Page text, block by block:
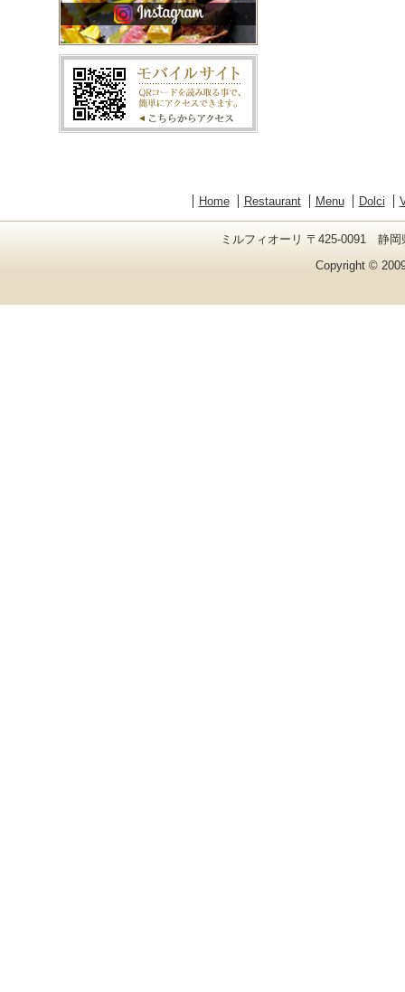
Home Restaurant Menu Dolci
ミルフィオーリ 〒425-0091 静
Copyright ©